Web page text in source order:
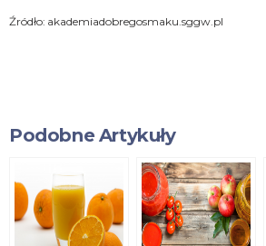
Źródło: akademiadobregosmaku.sggw.pl
Podobne Artykuły